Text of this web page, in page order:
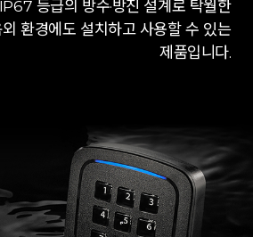
등급의 방수·방진 설계로 탁월한
환경에도 설치하고 사용할 수 있는
제품입니다.